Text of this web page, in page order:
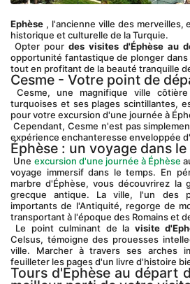
Ephèse , l'ancienne ville des
historique et culturelle de la Turquie.
Opter pour des visites d'Éphèse au
opportunité fantastique de plonger
tout en profitant de la beauté tranquille
Cesme - Votre point de
turquoises et ses plages scintillantes,
pour votre excursion d'une journée à
expérience enchanteresse enveloppée
Éphèse : un voyage dans
Une excursion d'une journée à Éphèse
voyage immersif dans le temps. En
marbre d'Éphèse, vous découvrirez la
grecque antique. La ville, l'un des
importants de l'Antiquité, regorge de
transportant à l'époque des Romains et
Le point culminant de la visite
Celsus, témoigne des prouesses
ville. Marcher à travers ses arches
feuilleter les pages d'un livre d'histoire
Tours d'Ephèse au départ